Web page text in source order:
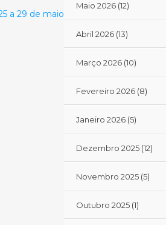
a 29 de maio
Maio 2026(12)
Abril 2026(13)
Março 2026(10)
Fevereiro 2026(8)
Janeiro 2026(5)
Dezembro 2025(12)
Novembro 2025(5)
Outubro 2025(1)